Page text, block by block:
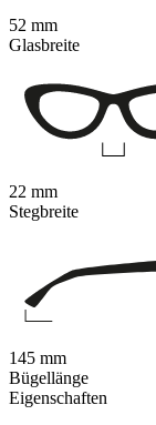
Eigenschaften
52 mm
Glasbreite
22 mm
Stegbreite
145 mm
Bügellänge